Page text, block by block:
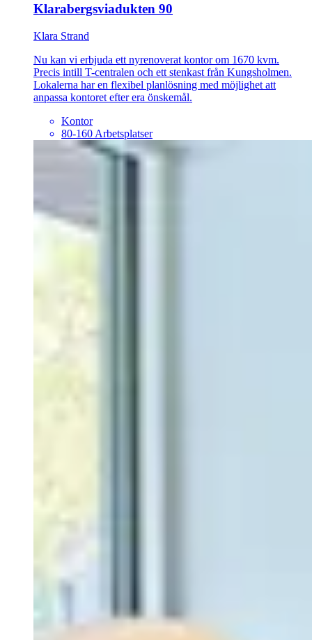
Klarabergsviadukten 90
Klara Strand
Nu kan vi erbjuda ett nyrenoverat kontor om 1670 kvm.
Precis intill T-centralen och ett stenkast från Kungsholmen.
Lokalerna har en flexibel planlösning med möjlighet att
anpassa kontoret efter era önskemål.
Kontor
80-160 Arbetsplatser